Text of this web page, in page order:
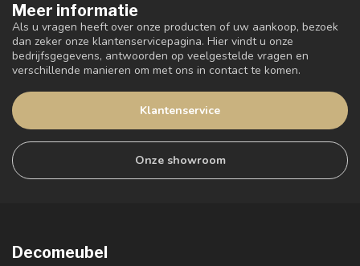
Meer informatie
Als u vragen heeft over onze producten of uw aankoop, bezoek
dan zeker onze klantenservicepagina. Hier vindt u onze
bedrijfsgegevens, antwoorden op veelgestelde vragen en
verschillende manieren om met ons in contact te komen.
Klantenservice
Onze showroom
Decomeubel